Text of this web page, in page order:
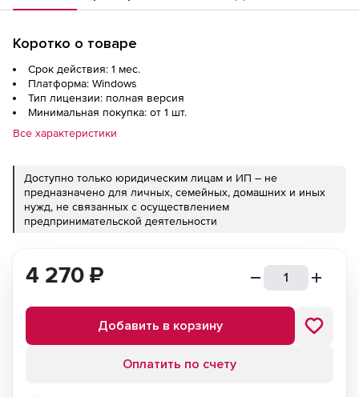
Коротко о товаре
Срок действия: 1 мес.
Платформа: Windows
Тип лицензии: полная версия
Минимальная покупка: от 1 шт.
Все характеристики
Доступно только юридическим лицам и ИП – не
предназначено для личных, семейных, домашних и иных
нужд, не связанных с осуществлением
предпринимательской деятельности
4 270 ₽
Добавить в корзину
Оплатить по счету